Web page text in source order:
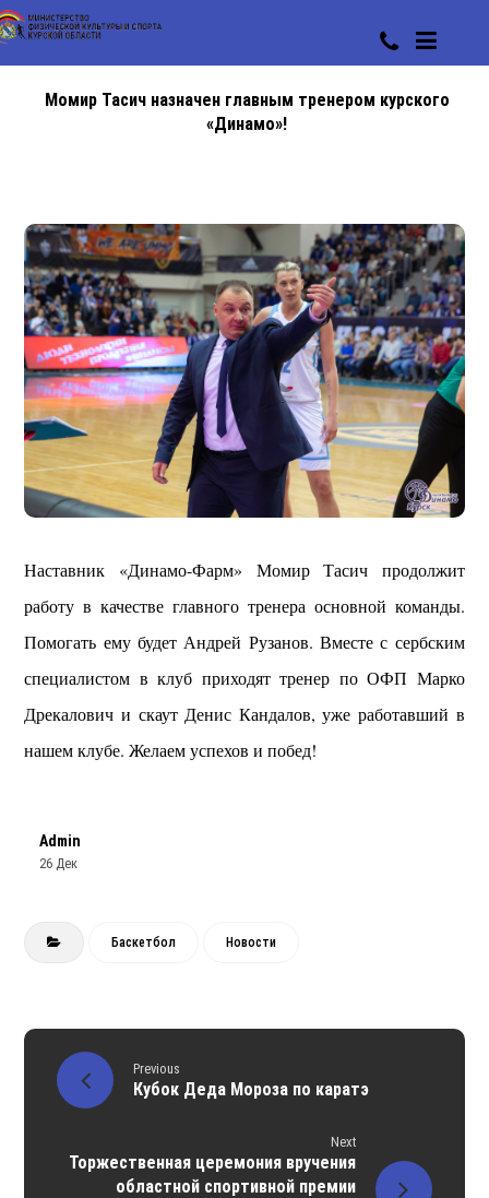
Момир Тасич назначен главным тренером курского
«Динамо»!
Наставник «Динамо-Фарм» Момир Тасич продолжит
работу в качестве главного тренера основной команды.
Помогать ему будет Андрей Рузанов. Вместе с сербским
специалистом в клуб приходят тренер по ОФП Марко
Дрекалович и скаут Денис Кандалов, уже работавший в
нашем клубе. Желаем успехов и побед!
Admin
26 Дек
Баскетбол Новости
Previous
Кубок Деда Мороза по каратэ
Next
Торжественная церемония вручения
областной спортивной премии